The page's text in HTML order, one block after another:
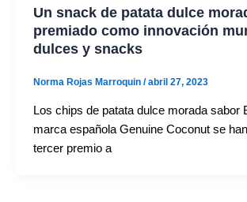
Un snack de patata dulce
premiado como innovación
dulces y snacks
Norma Rojas Marroquin /abril 27, 2023
Los chips de patata dulce morada sabor
marca española Genuine Coconut se
tercer premio a